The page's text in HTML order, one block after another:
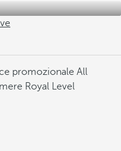
promozionale All
Royal Level